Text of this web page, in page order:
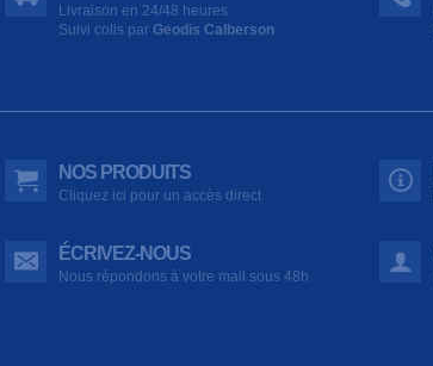
Livraison en 24/48 heures
Suivi colis par Geodis Calberson
NOS PRODUITS
Cliquez ici pour un accès direct
ÉCRIVEZ-NOUS
Nous répondons à votre mail sous 48h